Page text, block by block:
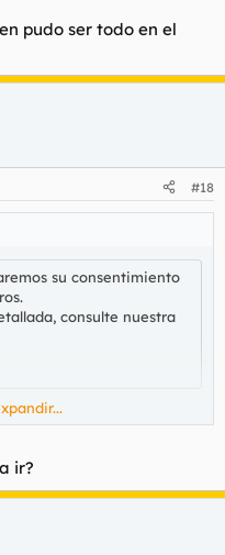
pudo ser todo en el
#18
su consentimiento
consulte nuestra
ir?